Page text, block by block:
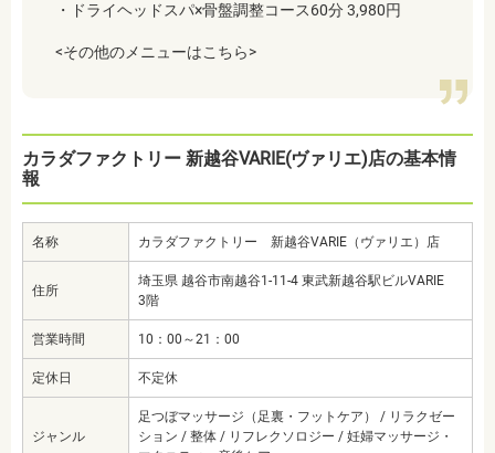
・ドライヘッドスパ×骨盤調整コース60分 3,980円
<その他のメニューはこちら>
カラダファクトリー 新越谷VARIE(ヴァリエ)店の基本情
報
名称 カラダファクトリー 新越谷VARIE（ヴァリエ）店
住所
埼玉県 越谷市南越谷1-11-4 東武新越谷駅ビルVARIE
3階
営業時間 10：00～21：00
定休日 不定休
ジャンル
足つぼマッサージ（足裏・フットケア） / リラクゼー
ション / 整体 / リフレクソロジー / 妊婦マッサージ・